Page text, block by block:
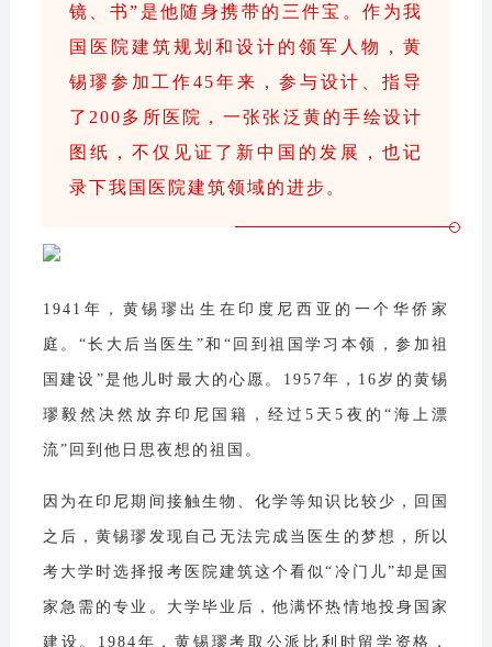
镜、书”是他随身携带的三件宝。作为我
国医院建筑规划和设计的领军人物，黄
锡璆参加工作45年来，参与设计、指导
了200多所医院，一张张泛黄的手绘设计
图纸，不仅见证了新中国的发展，也记
录下我国医院建筑领域的进步。
1941年，黄锡璆出生在印度尼西亚的一个华侨家
庭。“长大后当医生”和“回到祖国学习本领，参加祖
国建设”是他儿时最大的心愿。1957年，16岁的黄锡
璆毅然决然放弃印尼国籍，经过5天5夜的“海上漂
流”回到他日思夜想的祖国。
因为在印尼期间接触生物、化学等知识比较少，回国
之后，黄锡璆发现自己无法完成当医生的梦想，所以
考大学时选择报考医院建筑这个看似“冷门儿”却是国
家急需的专业。大学毕业后，他满怀热情地投身国家
建设。1984年，黄锡璆考取公派比利时留学资格，